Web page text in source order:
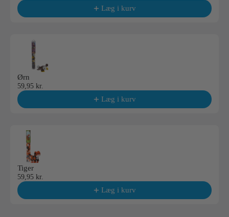
Læg i kurv
Ørn
59,95 kr.
Læg i kurv
Tiger
59,95 kr.
Læg i kurv